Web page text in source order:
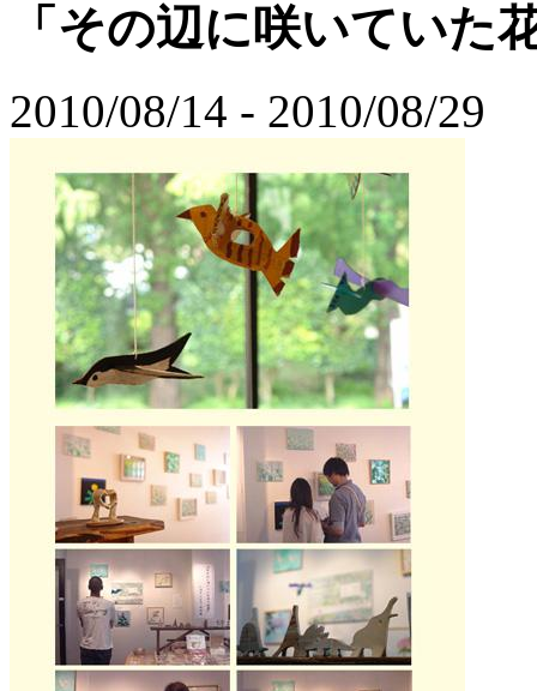
「その辺に咲いていた
2010/08/14 - 2010/08/29